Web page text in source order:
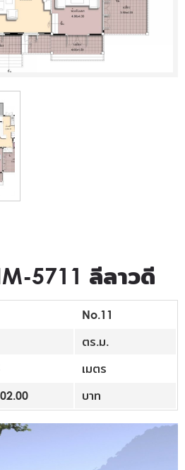
5711 ลีลาวดี
No.11
ตร.ม.
เมตร
บาท